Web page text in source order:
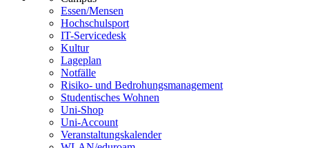
Essen/Mensen
Hochschulsport
IT-Servicedesk
Kultur
Lageplan
Notfälle
Risiko- und Bedrohungsmanagement
Studentisches Wohnen
Uni-Shop
Uni-Account
Veranstaltungskalender